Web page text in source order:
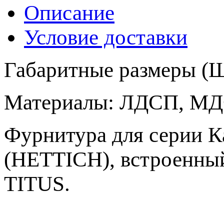
Описание
Условие доставки
Габаритные размеры
Материалы: ЛДСП,
Фурнитура для серии
(HETTICH),
TITUS.